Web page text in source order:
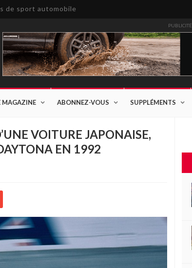
de sport automobile
PUBLICITÉ
MAGAZINE ABONNEZ-VOUS SUPPLÉMENTS
VOITURE JAPONAISE,
EN 1992